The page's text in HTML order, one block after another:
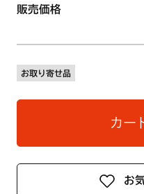
販売価格
お取り寄せ品
カー
お